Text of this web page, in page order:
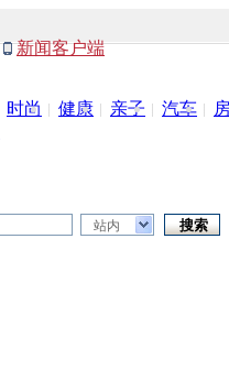
新闻客户端
时尚 健康 亲子 汽车
站内